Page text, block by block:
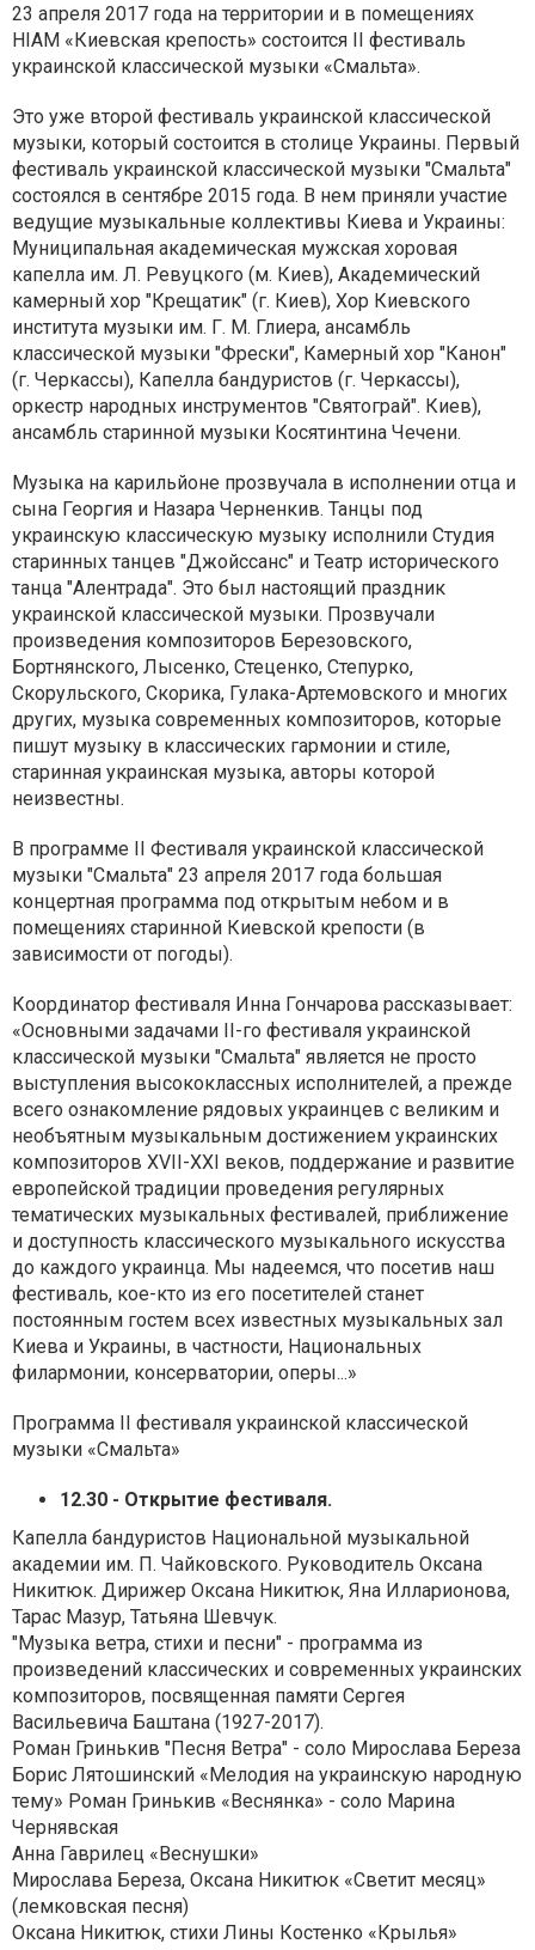
23 апреля 2017 года на территории и в помещениях
НІАМ «Киевская крепость» состоится II фестиваль
украинской классической музыки «Смальта».
Это уже второй фестиваль украинской классической
музыки, который состоится в столице Украины. Первый
фестиваль украинской классической музыки "Смальта"
состоялся в сентябре 2015 года. В нем приняли участие
ведущие музыкальные коллективы Киева и Украины:
Муниципальная академическая мужская хоровая
капелла им. Л. Ревуцкого (м. Киев), Академический
камерный хор "Крещатик" (г. Киев), Хор Киевского
института музыки им. Г. М. Глиера, ансамбль
классической музыки "Фрески", Камерный хор "Канон"
(г. Черкассы), Капелла бандуристов (г. Черкассы),
оркестр народных инструментов "Святограй". Киев),
ансамбль старинной музыки Косятинтина Чечени.
Музыка на карильйоне прозвучала в исполнении отца и
сына Георгия и Назара Черненкив. Танцы под
украинскую классическую музыку исполнили Студия
старинных танцев "Джойссанс" и Театр исторического
танца "Алентрада". Это был настоящий праздник
украинской классической музыки. Прозвучали
произведения композиторов Березовского,
Бортнянского, Лысенко, Стеценко, Степурко,
Скорульского, Скорика, Гулака-Артемовского и многих
других, музыка современных композиторов, которые
пишут музыку в классических гармонии и стиле,
старинная украинская музыка, авторы которой
неизвестны.
В программе II Фестиваля украинской классической
музыки "Смальта" 23 апреля 2017 года большая
концертная программа под открытым небом и в
помещениях старинной Киевской крепости (в
зависимости от погоды).
Координатор фестиваля Инна Гончарова рассказывает:
«Основными задачами II-го фестиваля украинской
классической музыки "Смальта" является не просто
выступления высококлассных исполнителей, а прежде
всего ознакомление рядовых украинцев с великим и
необъятным музыкальным достижением украинских
композиторов ХVII-ХХІ веков, поддержание и развитие
европейской традиции проведения регулярных
тематических музыкальных фестивалей, приближение
и доступность классического музыкального искусства
до каждого украинца. Мы надеемся, что посетив наш
фестиваль, кое-кто из его посетителей станет
постоянным гостем всех известных музыкальных зал
Киева и Украины, в частности, Национальных
филармонии, консерватории, оперы...»
Программа II фестиваля украинской классической
музыки «Смальта»
12.30 - Открытие фестиваля.
Капелла бандуристов Национальной музыкальной
академии им. П. Чайковского. Руководитель Оксана
Никитюк. Дирижер Оксана Никитюк, Яна Илларионова,
Тарас Мазур, Татьяна Шевчук.
"Музыка ветра, стихи и песни" - программа из
произведений классических и современных украинских
композиторов, посвященная памяти Сергея
Васильевича Баштана (1927-2017).
Роман Гринькив "Песня Ветра" - соло Мирослава Береза
Борис Лятошинский «Мелодия на украинскую народную
тему» Роман Гринькив «Веснянка» - соло Марина
Чернявская
Анна Гаврилец «Веснушки»
Мирослава Береза, Оксана Никитюк «Светит месяц»
(лемковская песня)
Оксана Никитюк, стихи Лины Костенко «Крылья»